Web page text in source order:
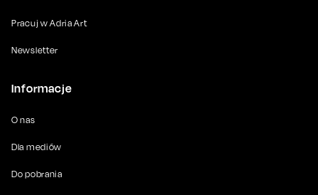
Pracuj w Adria Art
Newsletter
Informacje
O nas
Dla mediów
Do pobrania